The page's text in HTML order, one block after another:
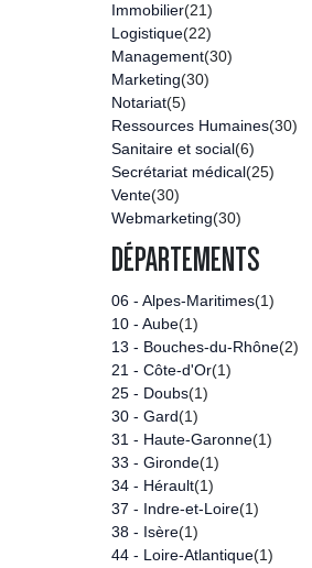
Immobilier(21)
Logistique(22)
Management(30)
Marketing(30)
Notariat(5)
Ressources Humaines(30)
Sanitaire et social(6)
Secrétariat médical(25)
Vente(30)
Webmarketing(30)
DÉPARTEMENTS
06 - Alpes-Maritimes(1)
10 - Aube(1)
13 - Bouches-du-Rhône(2)
21 - Côte-d'Or(1)
25 - Doubs(1)
30 - Gard(1)
31 - Haute-Garonne(1)
33 - Gironde(1)
34 - Hérault(1)
37 - Indre-et-Loire(1)
38 - Isère(1)
44 - Loire-Atlantique(1)